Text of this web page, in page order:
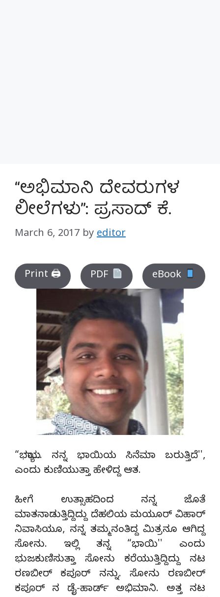
“ಅಭಿಮಾನಿ ದೇವರುಗಳ
ಲೀಲೆಗಳು”: ಪ್ರಸಾದ್ ಕೆ.
March 6, 2017 by editor
Print 🖨 PDF eBook
“ಭಯ್ಯಾ… ನನ್ನ ಭಾಯಿಯ ಸಿನೆಮಾ ಬರುತ್ತಿದೆ'',
ಎಂದು ಕುಣಿಯುತ್ತಾ ಹೇಳಿದ್ದ ಆತ.
ಹೀಗೆ ಉತ್ಸಾಹದಿಂದ ನನ್ನ ಜೊತೆ
ಮಾತನಾಡುತ್ತಿದ್ದಿದ್ದು ದೆಹಲಿಯ ಮಯೂರ್ ವಿಹಾರ್
ನಿವಾಸಿಯೂ, ನನ್ನ ತಮ್ಮನಂತಿದ್ದ ಮಿತ್ರನೂ ಆಗಿದ್ದ
ಸೋನು. ಇಲ್ಲಿ ತನ್ನ “ಭಾಯಿ'' ಎಂದು
ಭುಜಕುಣಿಸುತ್ತಾ ಸೋನು ಕರೆಯುತ್ತಿದ್ದಿದ್ದು ನಟ
ರಣಬೀರ್ ಕಪೂರ್ ನನ್ನು. ಸೋನು ರಣಬೀರ್
ಕಪೂರ್ ನ ಡೈ-ಹಾರ್ಡ್ ಅಭಿಮಾನಿ. ಅತ್ತ ನಟ